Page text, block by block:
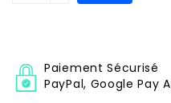
Paiement Sécurisé
PayPal, Google Pay